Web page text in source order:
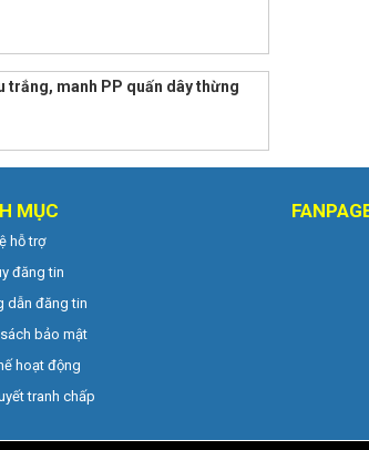
trắng, manh PP quấn dây thừng
MỤC
hỗ trợ
đăng tin
dẫn đăng tin
bảo mật
hoạt động
tranh chấp